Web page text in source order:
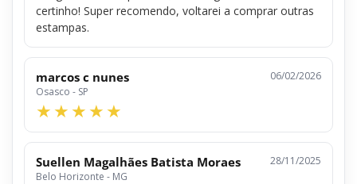
certinho! Super recomendo, voltarei a comprar outras
estampas.
marcos c nunes
Osasco - SP
06/02/2026
Suellen Magalhães Batista Moraes
Belo Horizonte - MG
28/11/2025